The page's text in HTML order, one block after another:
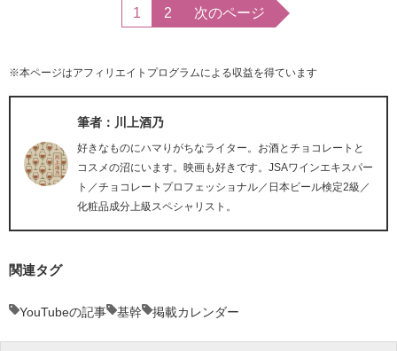
1 2 次のページ
※本ページはアフィリエイトプログラムによる収益を得ています
筆者：川上酒乃
好きなものにハマりがちなライター。お酒とチョコレートと
コスメの沼にいます。映画も好きです。JSAワインエキスパー
ト／チョコレートプロフェッショナル／日本ビール検定2級／
化粧品成分上級スペシャリスト。
関連タグ
YouTubeの記事 基幹 掲載カレンダー